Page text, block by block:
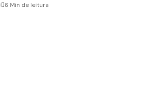
6 Min de leitura